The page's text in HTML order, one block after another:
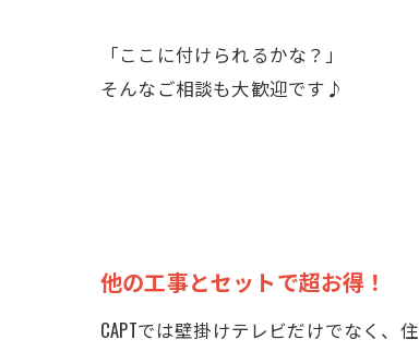
「ここに付けられるかな？」
そんなご相談も大歓迎です♪
他の工事とセットで超お得！
CAPTでは壁掛けテレビだけでなく、